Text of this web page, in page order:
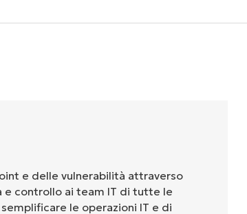
e delle vulnerabilità attraverso
e controllo ai team IT di tutte le
le operazioni IT e di